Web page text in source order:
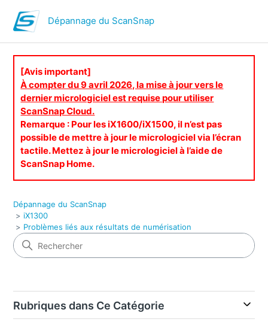
Dépannage du ScanSnap
[Avis important]
À compter du 9 avril 2026, la mise à jour vers le
dernier micrologiciel est requise pour utiliser
ScanSnap Cloud.
Remarque : Pour les iX1600/iX1500, il n’est pas
possible de mettre à jour le micrologiciel via l’écran
tactile. Mettez à jour le micrologiciel à l’aide de
ScanSnap Home.
Dépannage du ScanSnap
iX1300
Problèmes liés aux résultats de numérisation
Rubriques dans Ce Catégorie